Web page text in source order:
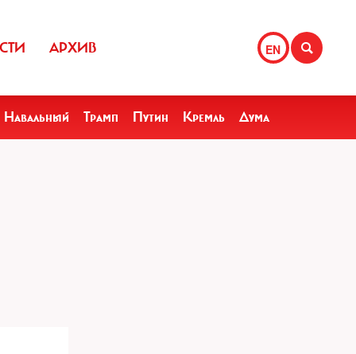
EN
АРХИВ
Навальный Трамп Путин Кремль Дума